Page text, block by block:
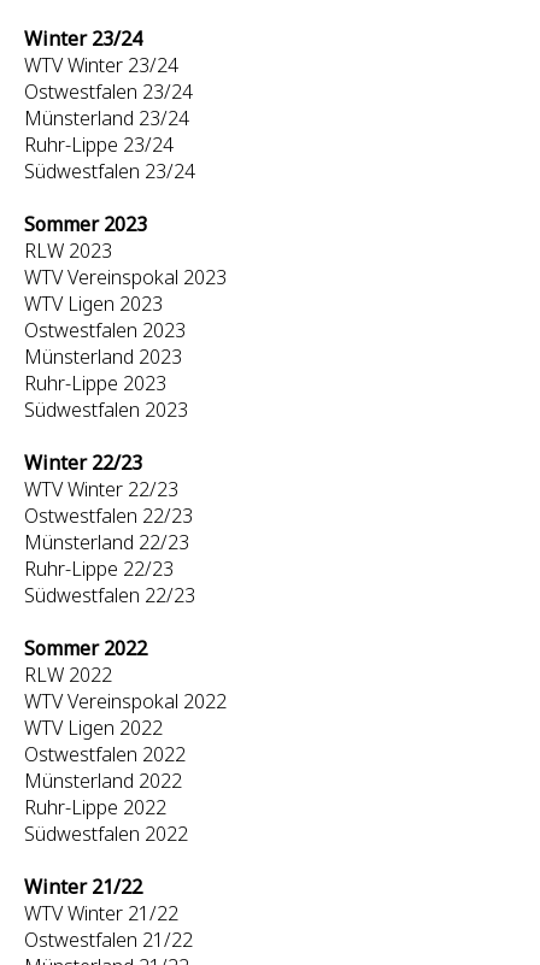
Winter 23/24
WTV Winter 23/24
Ostwestfalen 23/24
Münsterland 23/24
Ruhr-Lippe 23/24
Südwestfalen 23/24
Sommer 2023
RLW 2023
WTV Vereinspokal 2023
WTV Ligen 2023
Ostwestfalen 2023
Münsterland 2023
Ruhr-Lippe 2023
Südwestfalen 2023
Winter 22/23
WTV Winter 22/23
Ostwestfalen 22/23
Münsterland 22/23
Ruhr-Lippe 22/23
Südwestfalen 22/23
Sommer 2022
RLW 2022
WTV Vereinspokal 2022
WTV Ligen 2022
Ostwestfalen 2022
Münsterland 2022
Ruhr-Lippe 2022
Südwestfalen 2022
Winter 21/22
WTV Winter 21/22
Ostwestfalen 21/22